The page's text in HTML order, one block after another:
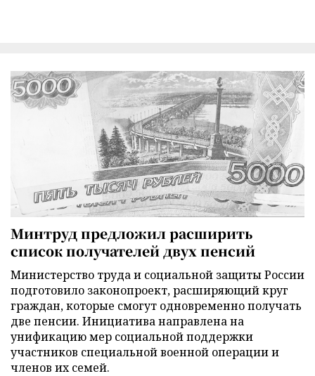
Минтруд предложил расширить
список получателей двух пенсий
Министерство труда и социальной защиты России
подготовило законопроект, расширяющий круг
граждан, которые смогут одновременно получать
две пенсии. Инициатива направлена на
унификацию мер социальной поддержки
участников специальной военной операции и
членов их семей.